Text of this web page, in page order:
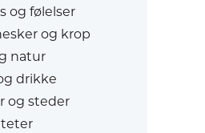
og følelser
og krop
natur
drikke
og steder